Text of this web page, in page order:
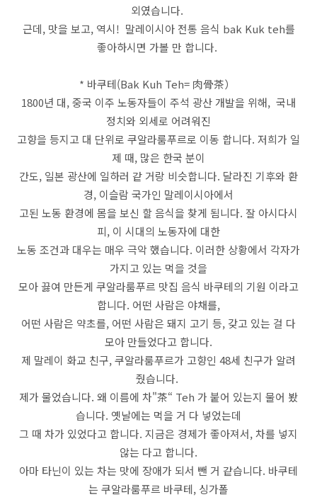
외였습니다.
근데, 맛을 보고, 역시! 말레이시아 전통 음식 bak Kuk teh를
좋아하시면 가볼 만 합니다.
* 바쿠테(Bak Kuh Teh= 肉骨茶）
1800년 대, 중국 이주 노동자들이 주석 광산 개발을 위해, 국내
정치와 외세로 어려워진
고향을 등지고 대 단위로 쿠알라룸푸르로 이동 합니다. 저희가 일
제 때, 많은 한국 분이
간도, 일본 광산에 일하러 같 거랑 비슷합니다. 달라진 기후와 환
경, 이슬람 국가인 말레이시아에서
고된 노동 환경에 몸을 보신 할 음식을 찾게 됨니다. 잘 아시다시
피, 이 시대의 노동자에 대한
노동 조건과 대우는 매우 극악 했습니다. 이러한 상황에서 각자가
가지고 있는 먹을 것을
모아 끓여 만든게 쿠알라룸푸르 맛집 음식 바쿠테의 기원 이라고
합니다. 어떤 사람은 야채를,
어떤 사람은 약초를, 어떤 사람은 돼지 고기 등, 갖고 있는 걸 다
모아 만들었다고 합니다.
제 말레이 화교 친구, 쿠알라룸푸르가 고향인 48세 친구가 알려
줬습니다.
제가 물었습니다. 왜 이름에 차"茶“ Teh 가 붙어 있는지 물어 봤
습니다. 옛날에는 먹을 거 다 넣었는데
그 때 차가 있었다고 합니다. 지금은 경제가 좋아져서, 차를 넣지
않는 다고 합니다.
아마 타닌이 있는 차는 맛에 장애가 되서 뺀 거 같습니다. 바쿠테
는 쿠알라룸푸르 바쿠테, 싱가폴